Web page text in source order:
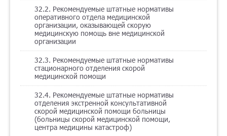
32.2. Рекомендуемые штатные нормативы
оперативного отдела медицинской
организации, оказывающей скорую
медицинскую помощь вне медицинской
организации
32.3. Рекомендуемые штатные нормативы
стационарного отделения скорой
медицинской помощи
32.4. Рекомендуемые штатные нормативы
отделения экстренной консультативной
скорой медицинской помощи больницы
(больницы скорой медицинской помощи,
центра медицины катастроф)